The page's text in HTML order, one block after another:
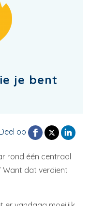
je bent
Deel op
rond één centraal
Want dat verdient